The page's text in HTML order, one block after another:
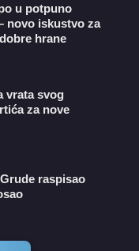
u potpuno
novo iskustvo za
hrane
vrata svog
za nove
raspisao